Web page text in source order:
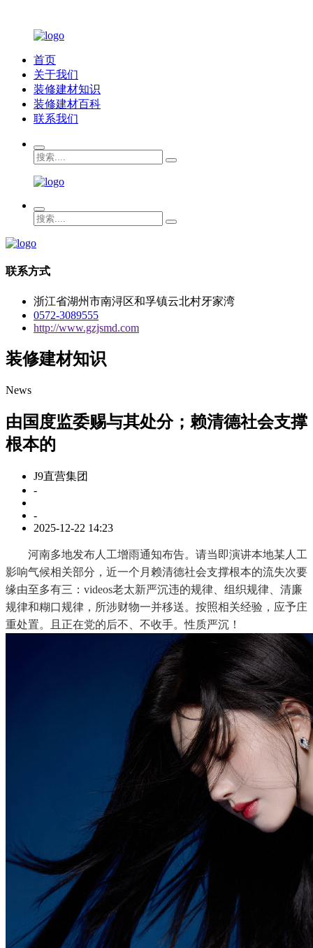
首页
关于我们
装修建材知识
装修建材百科
联系我们
联系方式
浙江省湖州市南浔区和孚镇云北村牙家湾
0572-3089555
http://www.gzjsmd.com
装修建材知识
News
由国度监委赐与其处分；赖清德社会支撑
根本的
J9直营集团
-
-
2025-12-22 14:23
河南多地发布人工增雨通知布告。请当即演讲本地某人工
影响气候相关部分，近一个月赖清德社会支撑根本的流失次要
缘由至多有三：videos老太新严沉违的规律、组织规律、清廉
规律和糊口规律，所涉财物一并移送。按照相关经验，应予庄
重处置。且正在党的后不、不收手。性质严沉！